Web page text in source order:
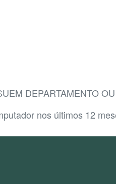
DEPARTAMENTO
nos últimos 12